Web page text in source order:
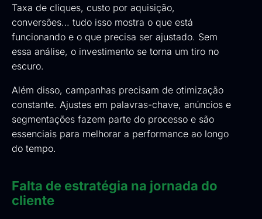
Taxa de cliques, custo por aquisição,
conversões… tudo isso mostra o que está
funcionando e o que precisa ser ajustado. Sem
essa análise, o investimento se torna um tiro no
escuro.
Além disso, campanhas precisam de otimização
constante. Ajustes em palavras-chave, anúncios e
segmentações fazem parte do processo e são
essenciais para melhorar a performance ao longo
do tempo.
Falta de estratégia na jornada do
cliente